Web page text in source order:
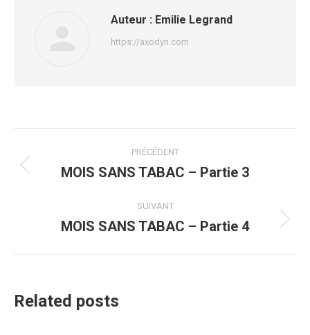
Auteur : Emilie Legrand
https://axodyn.com
article
PRÉCÉDENT
Article
:
MOIS SANS TABAC – Partie 3
SUIVANT
Article
MOIS SANS TABAC – Partie 4
Related posts